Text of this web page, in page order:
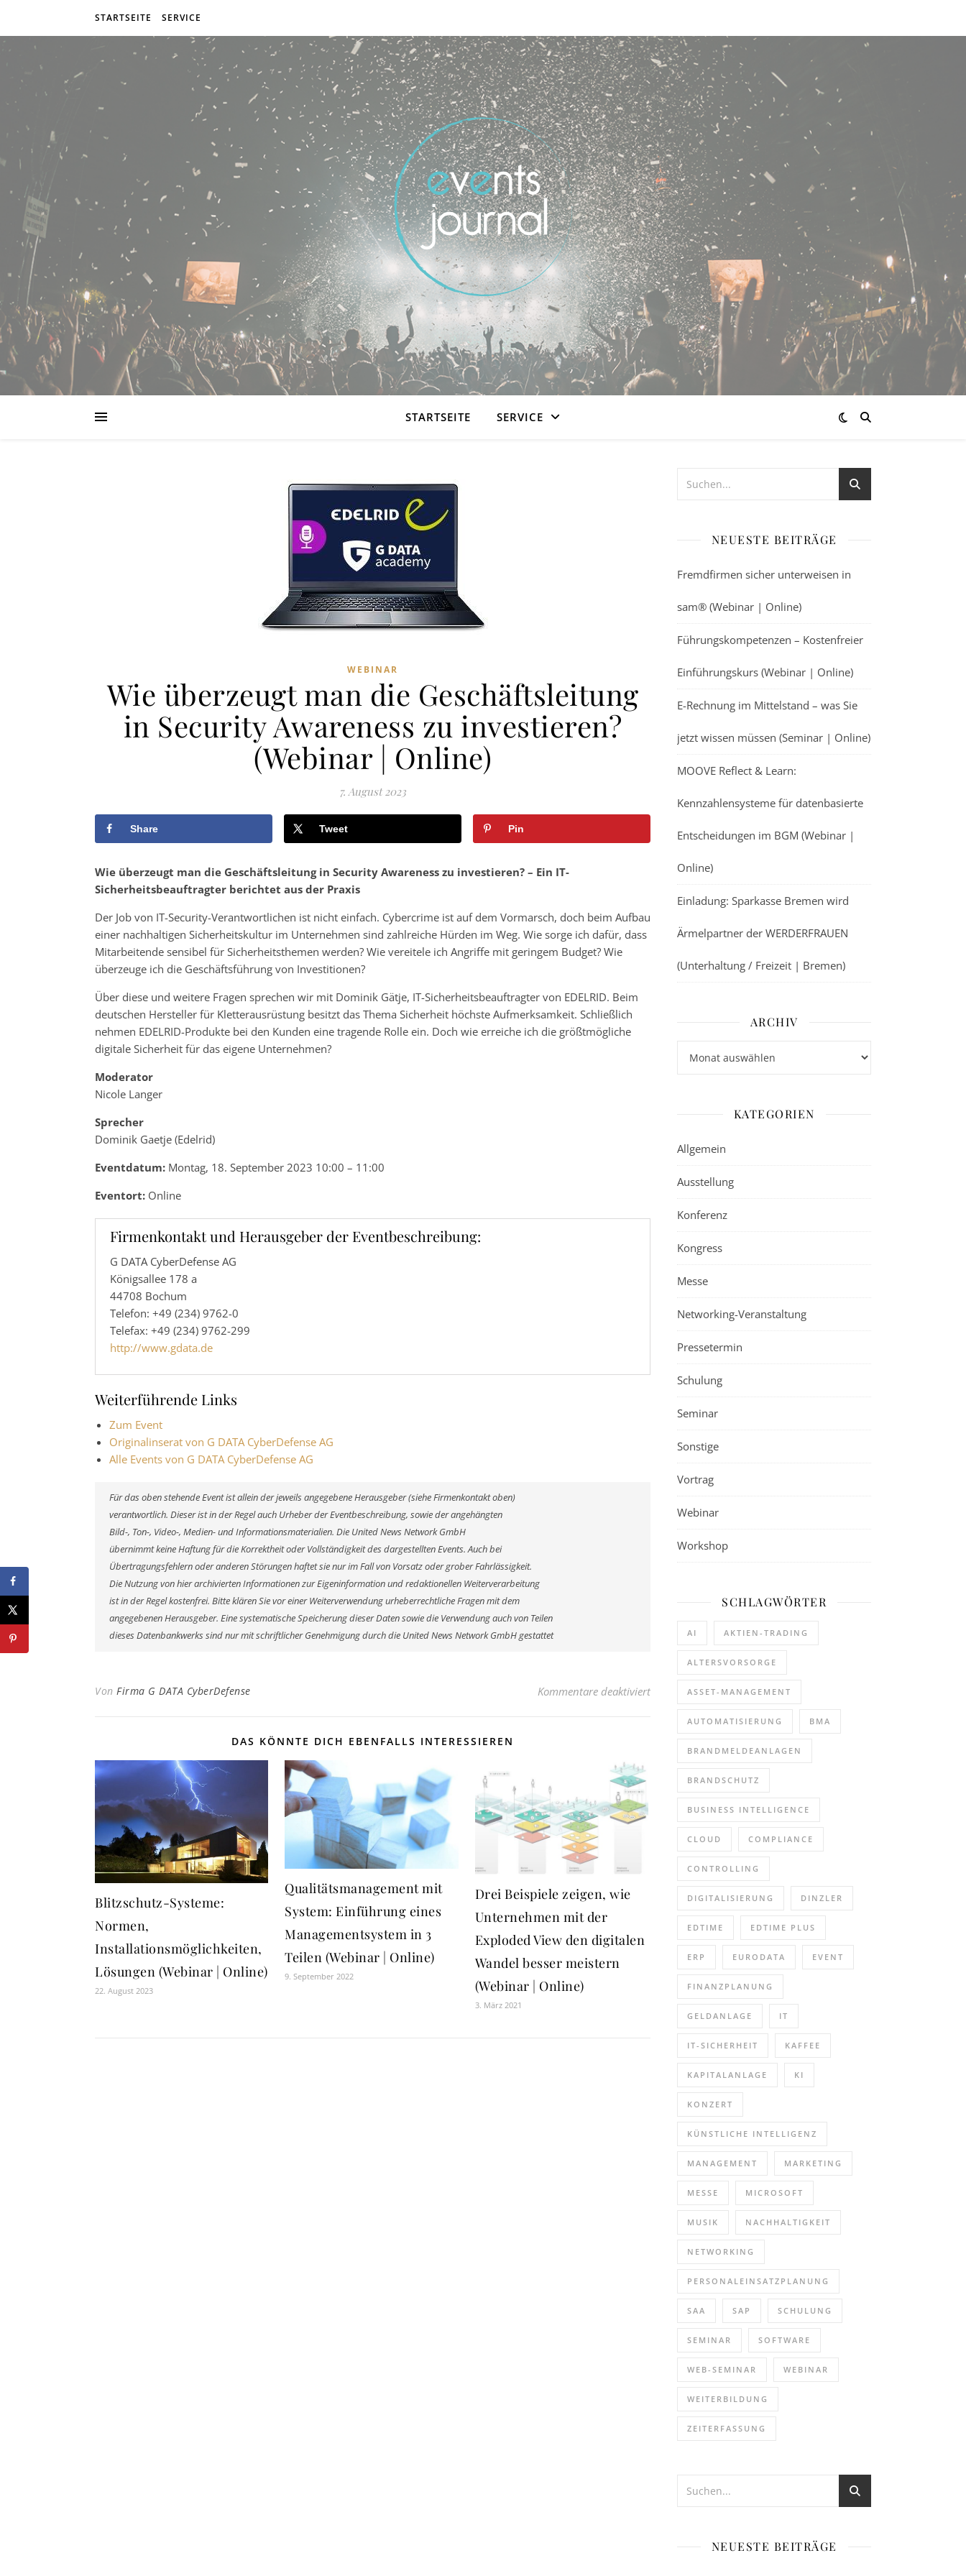
STARTSEITE SERVICE
STARTSEITE SERVICE
WEBINAR
Wie überzeugt man die Geschäftsleitung
in Security Awareness zu investieren?
(Webinar | Online)
7. August 2023
Share Tweet Pin
Wie überzeugt man die Geschäftsleitung in Security Awareness zu investieren? – Ein IT-
Sicherheitsbeauftragter berichtet aus der Praxis
Der Job von IT-Security-Verantwortlichen ist nicht einfach. Cybercrime ist auf dem Vormarsch, doch beim Aufbau
einer nachhaltigen Sicherheitskultur im Unternehmen sind zahlreiche Hürden im Weg. Wie sorge ich dafür, dass
Mitarbeitende sensibel für Sicherheitsthemen werden? Wie vereitele ich Angriffe mit geringem Budget? Wie
überzeuge ich die Geschäftsführung von Investitionen?
Über diese und weitere Fragen sprechen wir mit Dominik Gätje, IT-Sicherheitsbeauftragter von EDELRID. Beim
deutschen Hersteller für Kletterausrüstung besitzt das Thema Sicherheit höchste Aufmerksamkeit. Schließlich
nehmen EDELRID-Produkte bei den Kunden eine tragende Rolle ein. Doch wie erreiche ich die größtmögliche
digitale Sicherheit für das eigene Unternehmen?
Moderator
Nicole Langer
Sprecher
Dominik Gaetje (Edelrid)
Eventdatum: Montag, 18. September 2023 10:00 – 11:00
Eventort: Online
Firmenkontakt und Herausgeber der Eventbeschreibung:
G DATA CyberDefense AG
Königsallee 178 a
44708 Bochum
Telefon: +49 (234) 9762-0
Telefax: +49 (234) 9762-299
http://www.gdata.de
Weiterführende Links
Zum Event
Originalinserat von G DATA CyberDefense AG
Alle Events von G DATA CyberDefense AG
Für das oben stehende Event ist allein der jeweils angegebene Herausgeber (siehe Firmenkontakt oben)
verantwortlich. Dieser ist in der Regel auch Urheber der Eventbeschreibung, sowie der angehängten
Bild-, Ton-, Video-, Medien- und Informationsmaterialien. Die United News Network GmbH
übernimmt keine Haftung für die Korrektheit oder Vollständigkeit des dargestellten Events. Auch bei
Übertragungsfehlern oder anderen Störungen haftet sie nur im Fall von Vorsatz oder grober Fahrlässigkeit.
Die Nutzung von hier archivierten Informationen zur Eigeninformation und redaktionellen Weiterverarbeitung
ist in der Regel kostenfrei. Bitte klären Sie vor einer Weiterverwendung urheberrechtliche Fragen mit dem
angegebenen Herausgeber. Eine systematische Speicherung dieser Daten sowie die Verwendung auch von Teilen
dieses Datenbankwerks sind nur mit schriftlicher Genehmigung durch die United News Network GmbH gestattet
Von Firma G DATA CyberDefense Kommentare deaktiviertfür Wie überzeugt man die Geschäftsleitung in Security
DAS KÖNNTE DICH EBENFALLS INTERESSIEREN
Blitzschutz-Systeme:
Normen,
Installationsmöglichkeiten,
Lösungen (Webinar | Online)
22. August 2023
Qualitätsmanagement mit
System: Einführung eines
Managementsystem in 3
Teilen (Webinar | Online)
9. September 2022
Drei Beispiele zeigen, wie
Unternehmen mit der
Exploded View den digitalen
Wandel besser meistern
(Webinar | Online)
3. März 2021
NEUESTE BEITRÄGE
Fremdfirmen sicher unterweisen in
sam® (Webinar | Online)
Führungskompetenzen – Kostenfreier
Einführungskurs (Webinar | Online)
E-Rechnung im Mittelstand – was Sie
jetzt wissen müssen (Seminar | Online)
MOOVE Reflect & Learn:
Kennzahlensysteme für datenbasierte
Entscheidungen im BGM (Webinar |
Online)
Einladung: Sparkasse Bremen wird
Ärmelpartner der WERDERFRAUEN
(Unterhaltung / Freizeit | Bremen)
ARCHIV
KATEGORIEN
Allgemein
Ausstellung
Konferenz
Kongress
Messe
Networking-Veranstaltung
Pressetermin
Schulung
Seminar
Sonstige
Vortrag
Webinar
Workshop
SCHLAGWÖRTER
AI AKTIEN-TRADING
ALTERSVORSORGE
ASSET-MANAGEMENT
AUTOMATISIERUNG BMA
BRANDMELDEANLAGEN
BRANDSCHUTZ
BUSINESS INTELLIGENCE
CLOUD COMPLIANCE
CONTROLLING
DIGITALISIERUNG DINZLER
EDTIME EDTIME PLUS
ERP EURODATA EVENT
FINANZPLANUNG
GELDANLAGE IT
IT-SICHERHEIT KAFFEE
KAPITALANLAGE KI
KONZERT
KÜNSTLICHE INTELLIGENZ
MANAGEMENT MARKETING
MESSE MICROSOFT
MUSIK NACHHALTIGKEIT
NETWORKING
PERSONALEINSATZPLANUNG
SAA SAP SCHULUNG
SEMINAR SOFTWARE
WEB-SEMINAR WEBINAR
WEITERBILDUNG
ZEITERFASSUNG
NEUESTE BEITRÄGE